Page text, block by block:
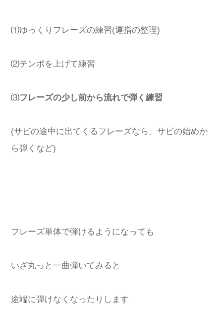
⑴ゆっくりフレーズの練習(運指の整理)
⑵テンポを上げて練習
⑶フレーズの少し前から流れで弾く練習
(サビの途中に出てくるフレーズなら、サビの始めか
ら弾くなど)
フレーズ単体で弾けるようになっても
いざ丸っと一曲弾いてみると
途端に弾けなくなったりします